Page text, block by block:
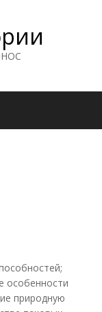
особенности
природную